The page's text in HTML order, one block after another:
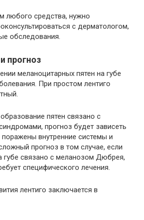
любого средства, нужно
с дерматологом,
обследования.
прогноз
меланоцитарных пятен на губе
При простом лентиго
пятен связано с
прогноз будет зависеть
поражены внутренние системы и
прогноз в том случае, если
губе связано с меланозом Дюбрея,
специфического лечения.
лентиго заключается в